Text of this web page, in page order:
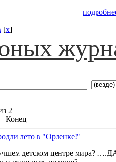
[x]
2
| Конец
лето в "Орленке!"
детском центре мира?